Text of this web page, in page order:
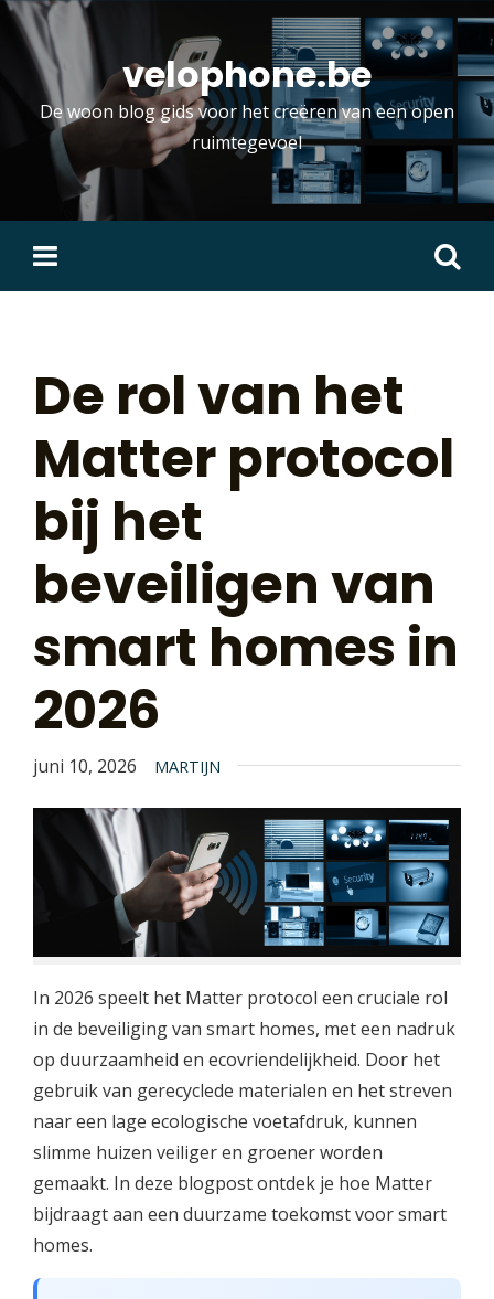
Skip
content
velophone.be
De woon blog gids voor het creëren van een open
ruimtegevoel
Zoeken
naar:
De rol van het
Matter protocol
bij het
beveiligen van
smart homes in
2026
juni 10, 2026 MARTIJN
In 2026 speelt het Matter protocol een cruciale rol
in de beveiliging van smart homes, met een nadruk
op duurzaamheid en ecovriendelijkheid. Door het
gebruik van gerecyclede materialen en het streven
naar een lage ecologische voetafdruk, kunnen
slimme huizen veiliger en groener worden
gemaakt. In deze blogpost ontdek je hoe Matter
bijdraagt aan een duurzame toekomst voor smart
homes.